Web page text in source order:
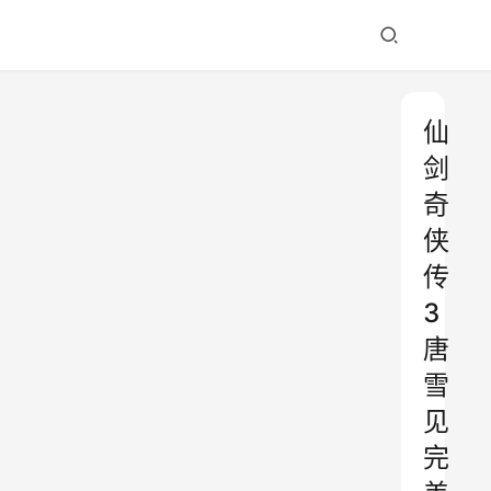
仙
剑
奇
侠
传
3
唐
雪
见
完